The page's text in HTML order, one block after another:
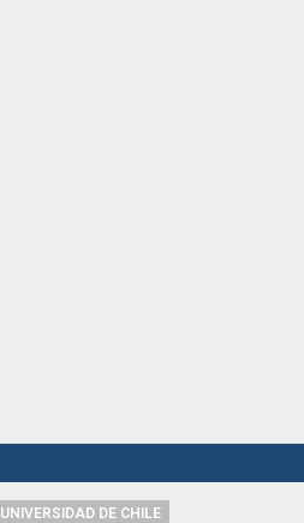
UNIVERSIDAD DE CHILE